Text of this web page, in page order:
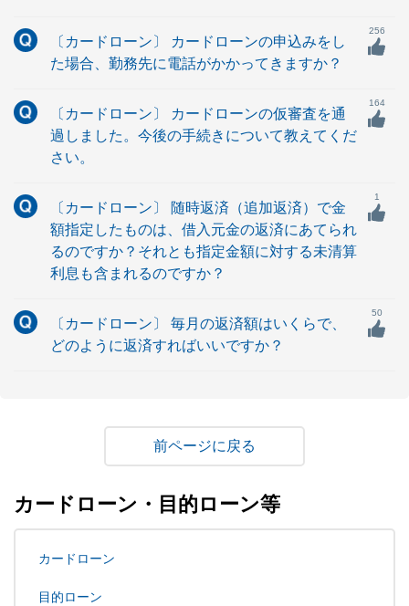
〔カードローン〕 カードローンの申込みをし
た場合、勤務先に電話がかかってきますか？
256
〔カードローン〕 カードローンの仮審査を通
過しました。今後の手続きについて教えてくだ
さい。
164
〔カードローン〕 随時返済（追加返済）で金
額指定したものは、借入元金の返済にあてられ
るのですか？それとも指定金額に対する未清算
利息も含まれるのですか？
1
〔カードローン〕 毎月の返済額はいくらで、
どのように返済すればいいですか？
50
戻る
カードローン・目的ローン等
カードローン
目的ローン